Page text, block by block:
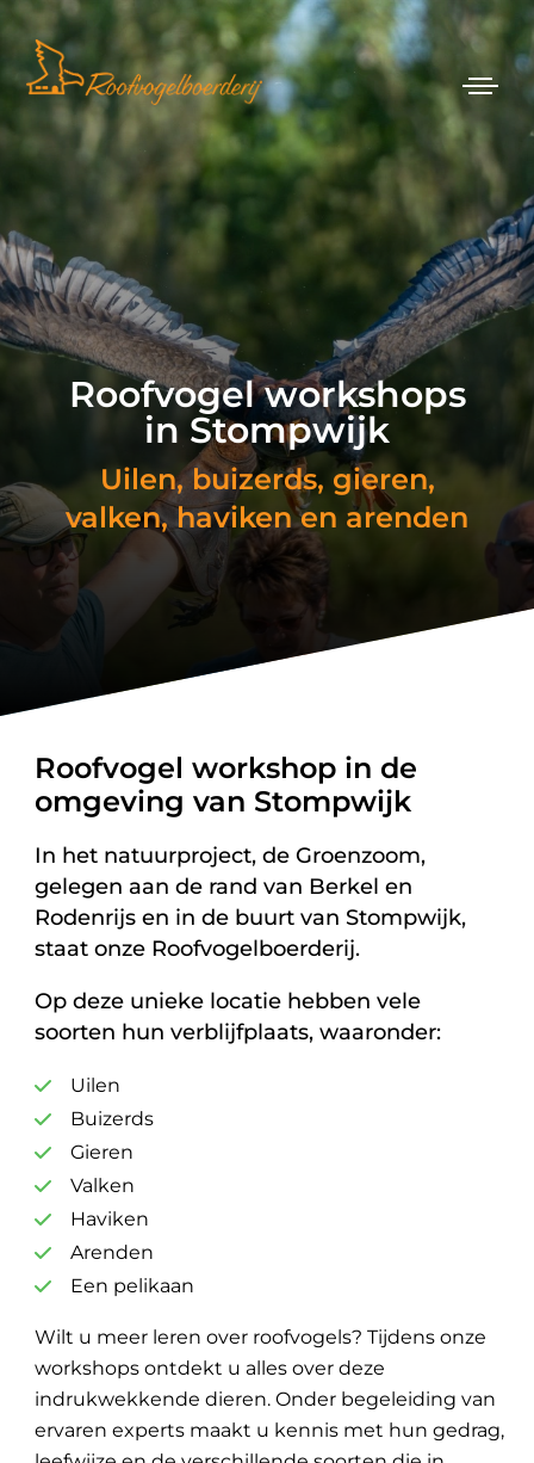
Roofvogel workshops
in Stompwijk
Uilen, buizerds, gieren,
valken, haviken en arenden
Roofvogel workshop in de
omgeving van Stompwijk
In het natuurproject, de Groenzoom,
gelegen aan de rand van Berkel en
Rodenrijs en in de buurt van Stompwijk,
staat onze Roofvogelboerderij.
Op deze unieke locatie hebben vele
soorten hun verblijfplaats, waaronder:
Uilen
Buizerds
Gieren
Valken
Haviken
Arenden
Een pelikaan
Wilt u meer leren over roofvogels? Tijdens onze
workshops ontdekt u alles over deze
indrukwekkende dieren. Onder begeleiding van
ervaren experts maakt u kennis met hun gedrag,